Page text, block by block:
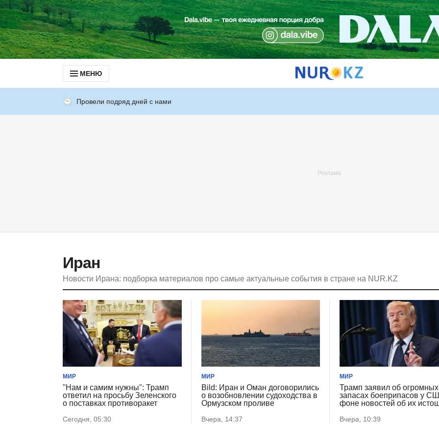
МЕНЮ
Провели подряд дней с нами
Иран
Новости Ирана: подборка материалов про самые актуальные события в стране на NUR.KZ
МИР
"Нам и самим нужны": Трамп
ответил на просьбу Зеленского
о поставках противоракет
Сегодня, 05:30
МИР
Bild: Иран и Оман договорились
о возобновлении судоходства в
Ормузском проливе
Вчера, 14:37
МИР
Трамп заявил об огромных
запасах боеприпасов у
фоне новостей об их
Вчера, 10:39